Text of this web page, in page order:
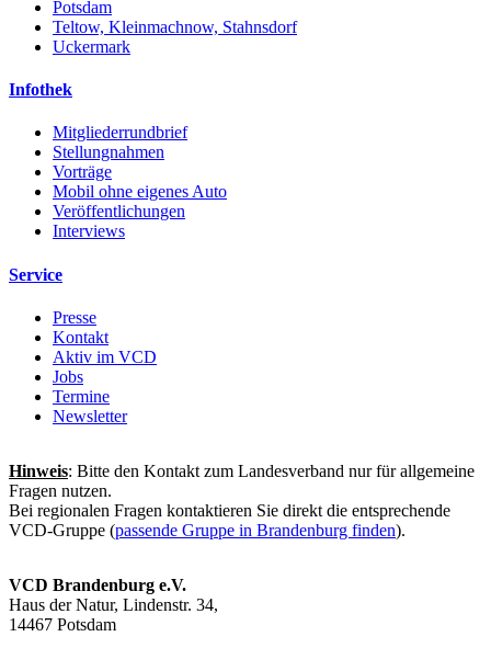
Potsdam
Teltow, Kleinmachnow, Stahnsdorf
Uckermark
Infothek
Mitgliederrundbrief
Stellungnahmen
Vorträge
Mobil ohne eigenes Auto
Veröffentlichungen
Interviews
Service
Presse
Kontakt
Aktiv im VCD
Jobs
Termine
Newsletter
Hinweis: Bitte den Kontakt zum Landesverband nur für allgemeine
Fragen nutzen.
Bei regionalen Fragen kontaktieren Sie direkt die entsprechende
VCD-Gruppe (passende Gruppe in Brandenburg finden).
VCD Brandenburg e.V.
Haus der Natur, Lindenstr. 34,
14467 Potsdam